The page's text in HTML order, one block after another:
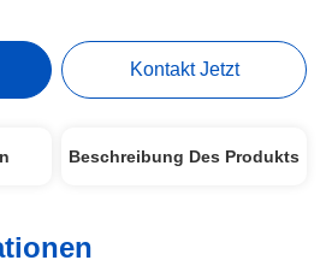
Kontakt Jetzt
Beschreibung Des Produkts